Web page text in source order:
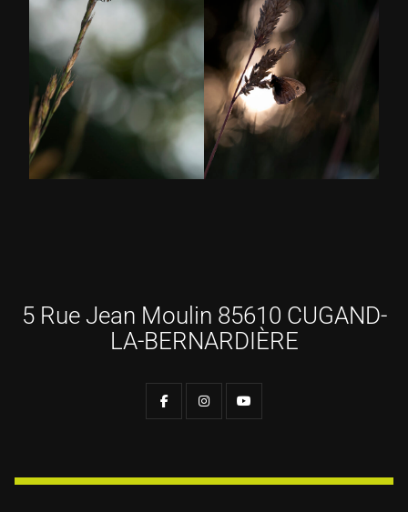
5 Rue Jean Moulin 85610 CUGAND-
LA-BERNARDIÈRE